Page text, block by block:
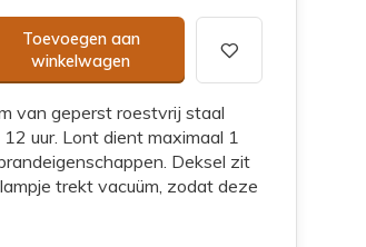
Toevoegen aan
winkelwagen
van geperst roestvrij staal
uur. Lont dient maximaal 1
Deksel zit
trekt vacuüm, zodat deze